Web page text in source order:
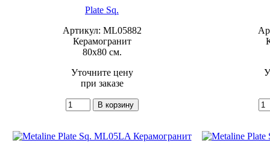
Plate Sq.
Артикул: ML05882
Керамогранит
80x80 см.
Уточните цену
при заказе